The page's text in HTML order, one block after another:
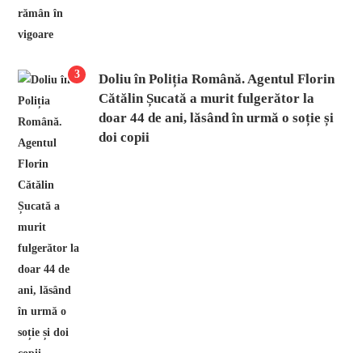
3
Doliu în Poliția Română. Agentul Florin
Cătălin Șucată a murit fulgerător la
doar 44 de ani, lăsând în urmă o soție și
doi copii